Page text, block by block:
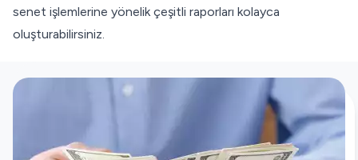
senet işlemlerine yönelik çeşitli raporları kolayca
oluşturabilirsiniz.